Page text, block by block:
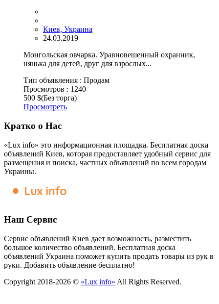
Киев, Украина
24.03.2019
Монгольская овчарка. Уравновешенный охранник,
нянька для детей, друг для взрослых...
Тип объявления : Продам
Просмотров : 1240
500 $(Без торга)
Просмотреть
Кратко о Нас
«Lux info» это информационная площадка. Бесплатная доска
объявлений Киев, которая предоставляет удобный сервис для
размещения и поиска, частных объявлений по всем городам
Украины.
Наш Сервис
Сервис объявлений Киев дает возможность, разместить
большое количество объявлений. Бесплатная доска
объявлений Украина поможет купить продать товары из рук в
руки. Добавить объявление бесплатно!
Copyright 2018-2026 © «Lux info» All Rights Reserved.